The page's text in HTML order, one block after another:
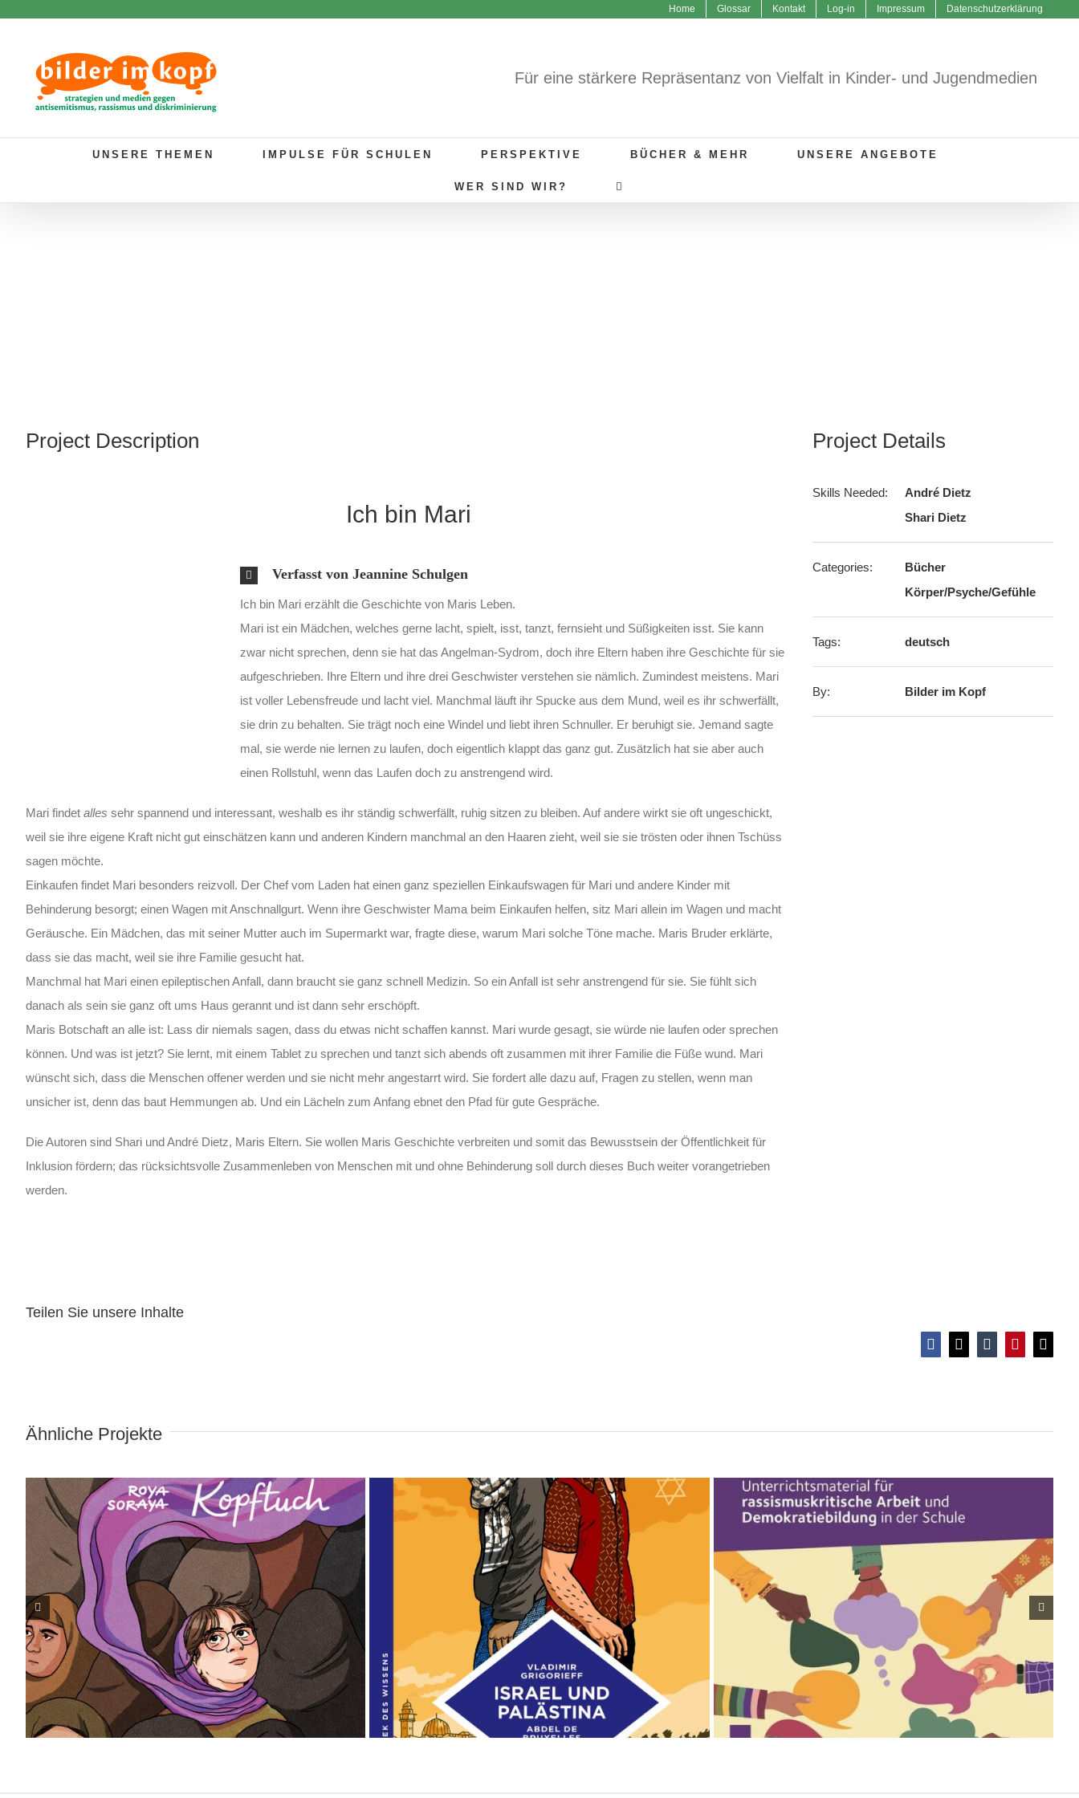
Home Glossar Kontakt Log-in Impressum Datenschutzerklärung
Für eine stärkere Repräsentanz von Vielfalt in Kinder- und Jugendmedien
UNSERE THEMEN IMPULSE FÜR SCHULEN PERSPEKTIVE BÜCHER & MEHR UNSERE ANGEBOTE
WER SIND WIR?
Project Description
Ich bin Mari
Verfasst von Jeannine Schulgen
Ich bin Mari erzählt die Geschichte von Maris Leben.
Mari ist ein Mädchen, welches gerne lacht, spielt, isst, tanzt, fernsieht und Süßigkeiten isst. Sie kann
zwar nicht sprechen, denn sie hat das Angelman-Sydrom, doch ihre Eltern haben ihre Geschichte für sie
aufgeschrieben. Ihre Eltern und ihre drei Geschwister verstehen sie nämlich. Zumindest meistens. Mari
ist voller Lebensfreude und lacht viel. Manchmal läuft ihr Spucke aus dem Mund, weil es ihr schwerfällt,
sie drin zu behalten. Sie trägt noch eine Windel und liebt ihren Schnuller. Er beruhigt sie. Jemand sagte
mal, sie werde nie lernen zu laufen, doch eigentlich klappt das ganz gut. Zusätzlich hat sie aber auch
einen Rollstuhl, wenn das Laufen doch zu anstrengend wird.
Mari findet alles sehr spannend und interessant, weshalb es ihr ständig schwerfällt, ruhig sitzen zu bleiben. Auf andere wirkt sie oft ungeschickt,
weil sie ihre eigene Kraft nicht gut einschätzen kann und anderen Kindern manchmal an den Haaren zieht, weil sie sie trösten oder ihnen Tschüss
sagen möchte.
Einkaufen findet Mari besonders reizvoll. Der Chef vom Laden hat einen ganz speziellen Einkaufswagen für Mari und andere Kinder mit
Behinderung besorgt; einen Wagen mit Anschnallgurt. Wenn ihre Geschwister Mama beim Einkaufen helfen, sitz Mari allein im Wagen und macht
Geräusche. Ein Mädchen, das mit seiner Mutter auch im Supermarkt war, fragte diese, warum Mari solche Töne mache. Maris Bruder erklärte,
dass sie das macht, weil sie ihre Familie gesucht hat.
Manchmal hat Mari einen epileptischen Anfall, dann braucht sie ganz schnell Medizin. So ein Anfall ist sehr anstrengend für sie. Sie fühlt sich
danach als sein sie ganz oft ums Haus gerannt und ist dann sehr erschöpft.
Maris Botschaft an alle ist: Lass dir niemals sagen, dass du etwas nicht schaffen kannst. Mari wurde gesagt, sie würde nie laufen oder sprechen
können. Und was ist jetzt? Sie lernt, mit einem Tablet zu sprechen und tanzt sich abends oft zusammen mit ihrer Familie die Füße wund. Mari
wünscht sich, dass die Menschen offener werden und sie nicht mehr angestarrt wird. Sie fordert alle dazu auf, Fragen zu stellen, wenn man
unsicher ist, denn das baut Hemmungen ab. Und ein Lächeln zum Anfang ebnet den Pfad für gute Gespräche.
Die Autoren sind Shari und André Dietz, Maris Eltern. Sie wollen Maris Geschichte verbreiten und somit das Bewusstsein der Öffentlichkeit für
Inklusion fördern; das rücksichtsvolle Zusammenleben von Menschen mit und ohne Behinderung soll durch dieses Buch weiter vorangetrieben
werden.
Project Details
Skills Needed:
André Dietz
Shari Dietz
Categories:
Bücher
Körper/Psyche/Gefühle
Tags: deutsch
By: Bilder im Kopf
Teilen Sie unsere Inhalte
Facebook
X TumblrPinterest
E-
Ähnliche Projekte
Anti-Rassismus für Schüler*innen